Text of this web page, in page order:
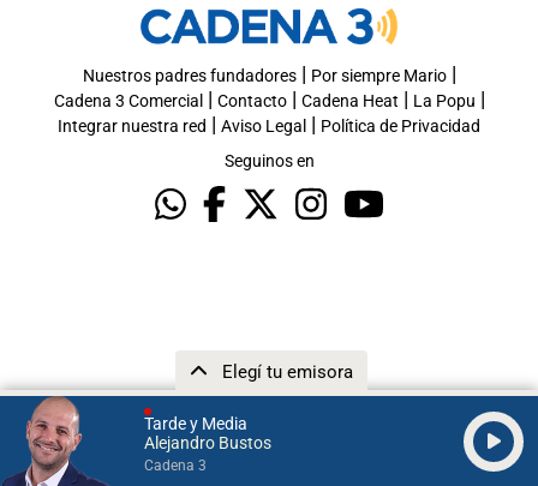
Tarde y Media
Alejandro Bustos
Cadena 3
Elegí tu emisora
Nuestros padres fundadores| Por siempre Mario|
Cadena 3 Comercial | Contacto| Cadena Heat | La Popu |
Integrar nuestra red | Aviso Legal | Política de Privacidad
Seguinos en